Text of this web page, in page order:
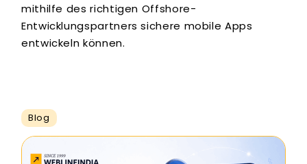
mithilfe des richtigen Offshore-
Entwicklungspartners sichere mobile Apps
entwickeln können.
Blog